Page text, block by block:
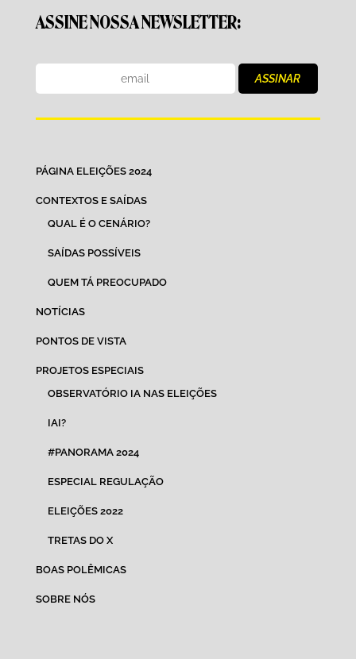
ASSINE NOSSA NEWSLETTER:
PÁGINA ELEIÇÕES 2024
CONTEXTOS E SAÍDAS
QUAL É O CENÁRIO?
SAÍDAS POSSÍVEIS
QUEM TÁ PREOCUPADO
NOTÍCIAS
PONTOS DE VISTA
PROJETOS ESPECIAIS
OBSERVATÓRIO IA NAS ELEIÇÕES
IAI?
#PANORAMA 2024
ESPECIAL REGULAÇÃO
ELEIÇÕES 2022
TRETAS DO X
BOAS POLÊMICAS
SOBRE NÓS